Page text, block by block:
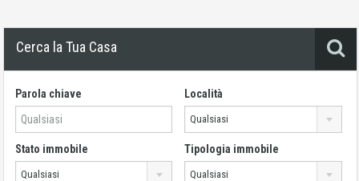
Cerca la Tua Casa
Parola chiave Località
Qualsiasi
Stato immobile
Qualsiasi
Tipologia immobile
Qualsiasi